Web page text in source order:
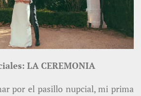
LA CEREMONIA
por el pasillo nupcial, mi prima